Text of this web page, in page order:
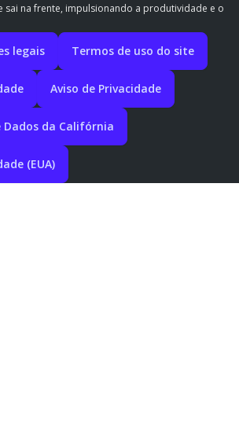
sai na frente, impulsionando a produtividade e o
legais Termos de uso do site
Aviso de Privacidade
Dados da Califórnia
(EUA)